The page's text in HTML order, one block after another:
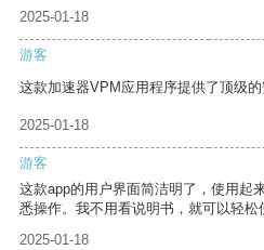
2025-01-18
游客
这款加速器VPM应用程序提供了顶级的
2025-01-18
游客
这款app的用户界面简洁明了，使用起
悉操作。我不用看说明书，就可以轻松
2025-01-18